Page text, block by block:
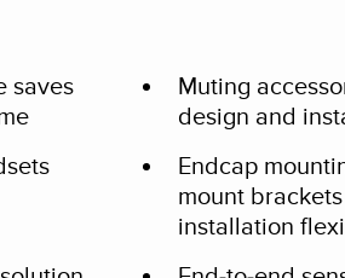
saves
Muting
design and
Endcap
mount
installation